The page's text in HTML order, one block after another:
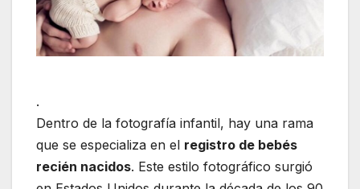
.
Dentro de la fotografía infantil, hay una rama
que se especializa en el registro de bebés
recién nacidos. Este estilo fotográfico surgió